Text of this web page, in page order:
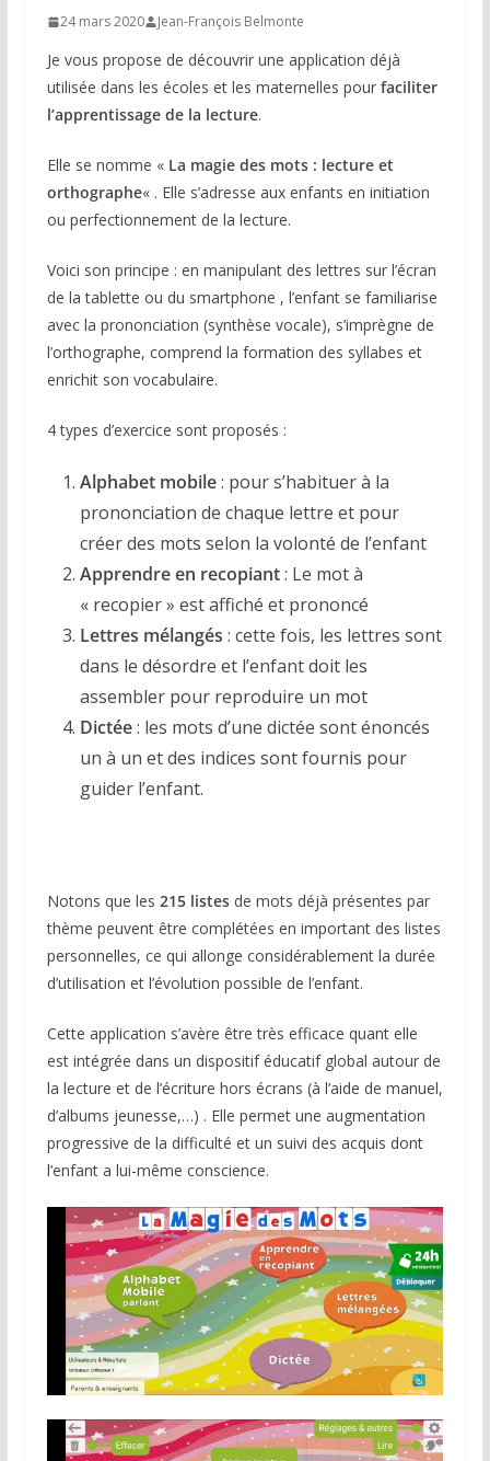
24 mars 2020 Jean-François Belmonte
Je vous propose de découvrir une application déjà
utilisée dans les écoles et les maternelles pour faciliter
l’apprentissage de la lecture.
Elle se nomme « La magie des mots : lecture et
orthographe« . Elle s’adresse aux enfants en initiation
ou perfectionnement de la lecture.
Voici son principe : en manipulant des lettres sur l’écran
de la tablette ou du smartphone , l’enfant se familiarise
avec la prononciation (synthèse vocale), s’imprègne de
l’orthographe, comprend la formation des syllabes et
enrichit son vocabulaire.
4 types d’exercice sont proposés :
Alphabet mobile: pour s’habituer à la
prononciation de chaque lettre et pour
créer des mots selon la volonté de l’enfant
Apprendre en recopiant: Le mot à
« recopier » est affiché et prononcé
Lettres mélangés : cette fois, les lettres sont
dans le désordre et l’enfant doit les
assembler pour reproduire un mot
Dictée: les mots d’une dictée sont énoncés
un à un et des indices sont fournis pour
guider l’enfant.
Notons que les 215 listesde mots déjà présentes par
thème peuvent être complétées en important des listes
personnelles, ce qui allonge considérablement la durée
d’utilisation et l’évolution possible de l’enfant.
Cette application s’avère être très efficace quant elle
est intégrée dans un dispositif éducatif global autour de
la lecture et de l’écriture hors écrans (à l’aide de manuel,
d’albums jeunesse,…) . Elle permet une augmentation
progressive de la difficulté et un suivi des acquis dont
l’enfant a lui-même conscience.